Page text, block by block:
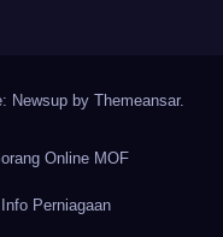
Newsup by Themeansar.
Online MOF
Info Perniagaan